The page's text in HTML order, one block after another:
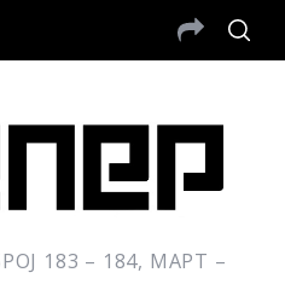
183 – 184, МАРТ –